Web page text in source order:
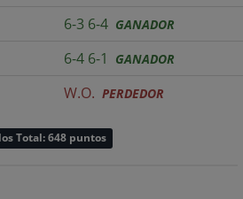
6-3 6-4 GANADOR
6-4 6-1 GANADOR
W.O. PERDEDOR
Total: 648 puntos